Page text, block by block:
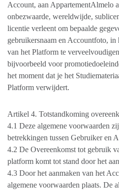
Account, aan AppartementAlmelo
onbezwaarde, wereldwijde,
licentie verleent om bepaalde
gebruikersnaam en Accountfoto, in
van het Platform te
bijvoorbeeld voor
het moment dat je het
Platform verwijdert.
Artikel 4. Totstandkoming
4.1 Deze algemene voorwaarden
betrekkingen tussen Gebruiker en
4.2 De Overeenkomst tot gebruik
platform komt tot stand door het
4.3 Door het aanmaken van het
algemene voorwaarden plaats. De